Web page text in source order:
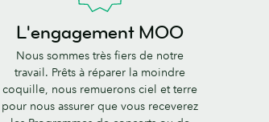
L'engagement MOO
Nous sommes très fiers de notre
travail. Prêts à réparer la moindre
coquille, nous remuerons ciel et terre
pour nous assurer que vous receverez